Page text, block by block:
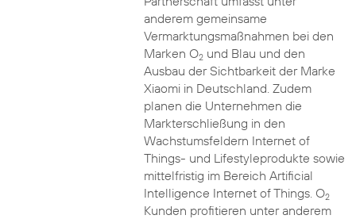
anderem gemeinsame
Vermarktungsmaßnahmen bei den
Marken O2und Blau und den
Ausbau der Sichtbarkeit der Marke
Xiaomi in Deutschland. Zudem
planen die Unternehmen die
Markterschließung in den
Wachstumsfeldern Internet of
Things- und Lifestyleprodukte sowie
mittelfristig im Bereich Artificial
Intelligence Internet of Things. O2
Kunden profitieren unter anderem